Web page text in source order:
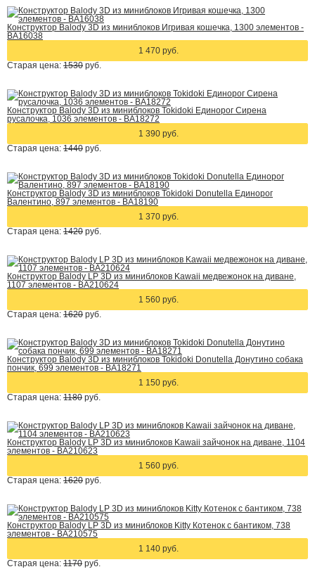
Конструктор Balody 3D из миниблоков Игривая кошечка, 1300 элементов -
BA16038
1 470 руб.
Старая цена: 1530 руб.
Конструктор Balody 3D из миниблоков Tokidoki Единорог Сирена
русалочка, 1036 элементов - BA18272
1 390 руб.
Старая цена: 1440 руб.
Конструктор Balody 3D из миниблоков Tokidoki Donutella Единорог
Валентино, 897 элементов - BA18190
1 370 руб.
Старая цена: 1420 руб.
Конструктор Balody LP 3D из миниблоков Kawaii медвежонок на диване,
1107 элементов - BA210624
1 560 руб.
Старая цена: 1620 руб.
Конструктор Balody 3D из миниблоков Tokidoki Donutella Донутино собака
пончик, 699 элементов - BA18271
1 150 руб.
Старая цена: 1180 руб.
Конструктор Balody LP 3D из миниблоков Kawaii зайчонок на диване, 1104
элементов - BA210623
1 560 руб.
Старая цена: 1620 руб.
Конструктор Balody LP 3D из миниблоков Kitty Котенок с бантиком, 738
элементов - BA210575
1 140 руб.
Старая цена: 1170 руб.